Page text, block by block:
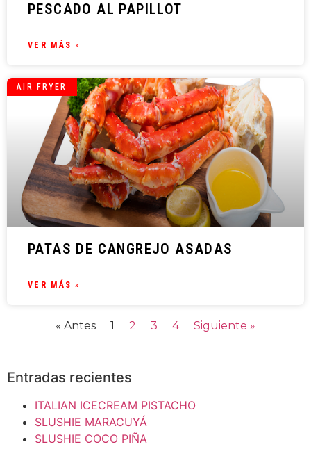
PESCADO AL PAPILLOT
VER MÁS »
AIR FRYER
PATAS DE CANGREJO ASADAS
VER MÁS »
« Antes 1 2 3 4 Siguiente »
Entradas recientes
ITALIAN ICECREAM PISTACHO
SLUSHIE MARACUYÁ
SLUSHIE COCO PIÑA